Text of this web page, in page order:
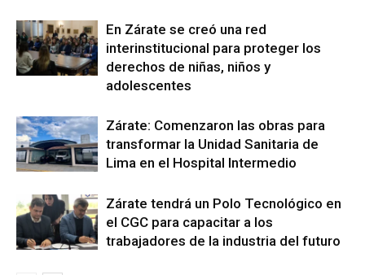
En Zárate se creó una red
interinstitucional para proteger los
derechos de niñas, niños y
adolescentes
Zárate: Comenzaron las obras para
transformar la Unidad Sanitaria de
Lima en el Hospital Intermedio
Zárate tendrá un Polo Tecnológico en
el CGC para capacitar a los
trabajadores de la industria del futuro